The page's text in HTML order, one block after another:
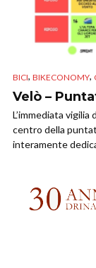
BICI, BIKECONOMY,
Velò –
L’immediata
centro della
interamente